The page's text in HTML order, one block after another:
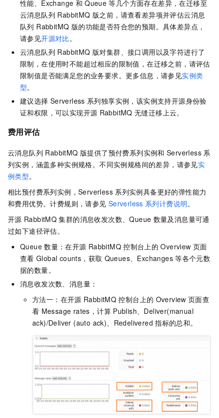
性能、Exchange 和 Queue 等几个方面存在差异，在迁移至
云消息队列 RabbitMQ 版之前，请查看差异项并评估云消息
队列 RabbitMQ 版的功能是否符合您的预期。具体差异点，
请参见开源对比。
云消息队列 RabbitMQ 版对集群、接口调用以及字符进行了
限制，在使用时不能超过相应的限制值，在迁移之前，请评估
限制值是否能满足您的业务要求。更多信息，请参见实例类
型。
建议选择 Serverless 系列独享实例，该实例支持开源身份验
证和权限，可以实现开源 RabbitMQ 无缝迁移上云。
费用评估
云消息队列 RabbitMQ 版提供了预付费系列实例和 Serverless 系
列实例，涵盖多种实例规格。不同实例规格间的差异，请参见实
例类型。
相比预付费系列实例，Serverless 系列实例具备更好的弹性能力
和费用优势。计费规则，请参见 Serverless 系列计费说明。
开源 RabbitMQ 集群的消息收发次数、Queue 数量及消息量可通
过如下途径评估。
Queue 数量：在开源 RabbitMQ 控制台上的 Overview 页面
查看 Global counts，获取 Queues、Exchanges 等各个元数
据的数量。
消息收发次数、消息量：
方法一：在开源 RabbitMQ 控制台上的 Overview 页面查
看 Message rates，计算 Publish、Deliver(manual
ack)/Deliver (auto ack)、Redelivered 指标的总和。